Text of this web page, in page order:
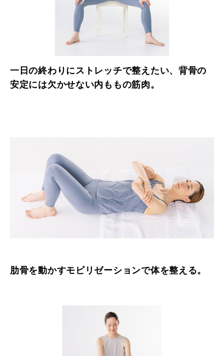
一日の終わりにストレッチで整えたい、背骨の
安定には欠かせない内ももの筋肉。
肋骨を動かすモビリゼーションで体を整える。